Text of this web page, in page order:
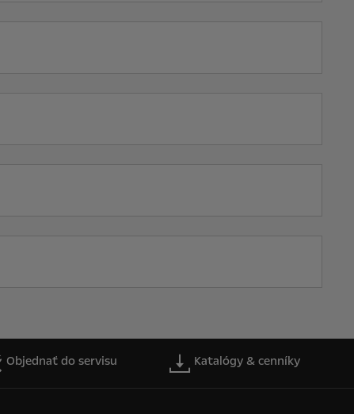
Objednať do servisu Katalógy & cenníky